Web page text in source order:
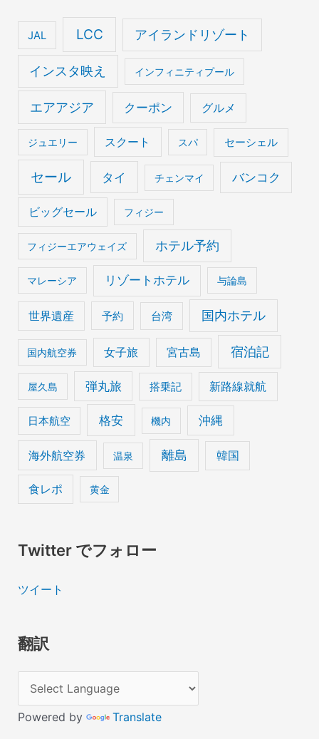
JAL LCC アイランドリゾート
インスタ映え インフィニティプール
エアアジア クーポン グルメ
ジュエリー スクート スパ セーシェル
セール タイ チェンマイ バンコク
ビッグセール フィジー
フィジーエアウェイズ ホテル予約
マレーシア リゾートホテル 与論島
世界遺産 予約 台湾 国内ホテル
国内航空券 女子旅 宮古島 宿泊記
屋久島 弾丸旅 搭乗記 新路線就航
日本航空 格安 機内 沖縄
海外航空券 温泉 離島 韓国
食レポ 黄金
Twitter でフォロー
ツイート
翻訳
Powered by Translate